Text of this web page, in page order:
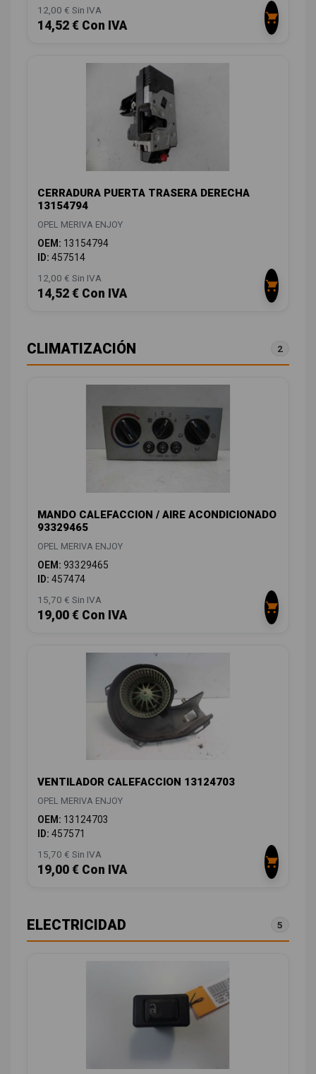
12,00 € Sin IVA
14,52 € Con IVA
CERRADURA PUERTA TRASERA DERECHA
13154794
OPEL MERIVA ENJOY
OEM: 13154794
ID: 457514
12,00 € Sin IVA
14,52 € Con IVA
CLIMATIZACIÓN 2
MANDO CALEFACCION / AIRE ACONDICIONADO
93329465
OPEL MERIVA ENJOY
OEM: 93329465
ID: 457474
15,70 € Sin IVA
19,00 € Con IVA
VENTILADOR CALEFACCION 13124703
OPEL MERIVA ENJOY
OEM: 13124703
ID: 457571
15,70 € Sin IVA
19,00 € Con IVA
ELECTRICIDAD 5